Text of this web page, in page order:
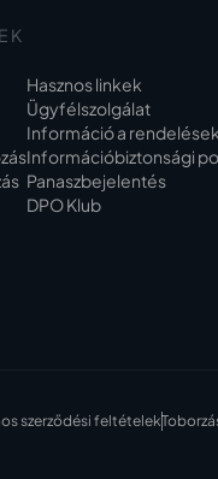
Hasznos linkek
Ügyfélszolgálat
Információ a
Információbiztonsági
Panaszbejelentés
DPO Klub
szerződési feltételek